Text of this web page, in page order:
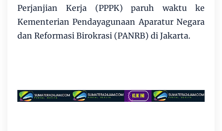
Perjanjian Kerja (PPPK) paruh waktu ke
Kementerian Pendayagunaan Aparatur Negara
dan Reformasi Birokrasi (PANRB) di Jakarta.